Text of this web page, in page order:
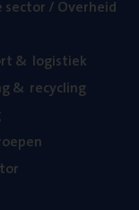
sec­tor / Overheid
& logistiek
& recycling